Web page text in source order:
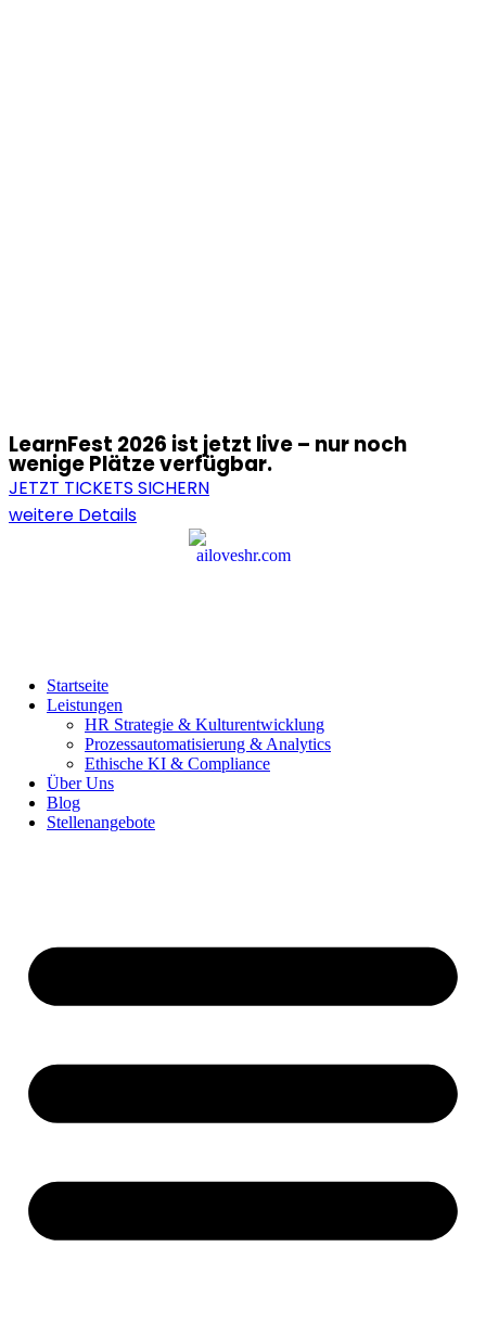
LearnFest 2026 ist jetzt live – nur noch
wenige Plätze verfügbar.
JETZT TICKETS SICHERN
weitere Details
Startseite
Leistungen
HR Strategie & Kulturentwicklung
Prozessautomatisierung & Analytics
Ethische KI & Compliance
Über Uns
Blog
Stellenangebote